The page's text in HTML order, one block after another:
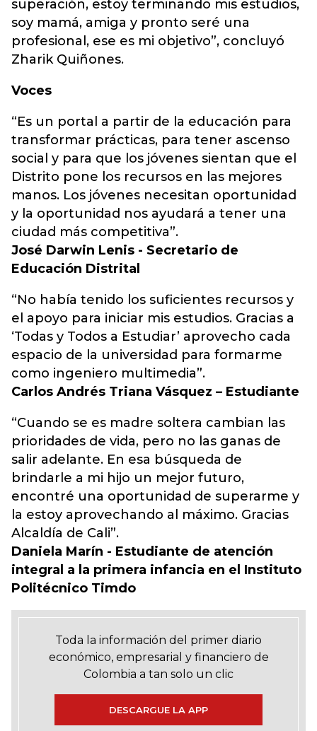
superación, estoy terminando mis estudios,
soy mamá, amiga y pronto seré una
profesional, ese es mi objetivo”, concluyó
Zharik Quiñones.
Voces
“Es un portal a partir de la educación para
transformar prácticas, para tener ascenso
social y para que los jóvenes sientan que el
Distrito pone los recursos en las mejores
manos. Los jóvenes necesitan oportunidad
y la oportunidad nos ayudará a tener una
ciudad más competitiva”.
José Darwin Lenis - Secretario de
Educación Distrital
“No había tenido los suficientes recursos y
el apoyo para iniciar mis estudios. Gracias a
‘Todas y Todos a Estudiar’ aprovecho cada
espacio de la universidad para formarme
como ingeniero multimedia”.
Carlos Andrés Triana Vásquez – Estudiante
“Cuando se es madre soltera cambian las
prioridades de vida, pero no las ganas de
salir adelante. En esa búsqueda de
brindarle a mi hijo un mejor futuro,
encontré una oportunidad de superarme y
la estoy aprovechando al máximo. Gracias
Alcaldía de Cali”.
Daniela Marín - Estudiante de atención
integral a la primera infancia en el Instituto
Politécnico Timdo
Toda la información del primer diario
económico, empresarial y financiero de
Colombia a tan solo un clic
DESCARGUE LA APP